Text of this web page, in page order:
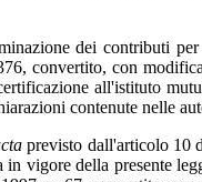
dei contributi
convertito, con
all'istituto
contenute nelle
previsto dall'articolo 10
vigore della presente